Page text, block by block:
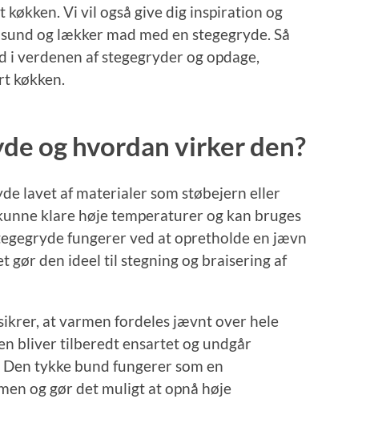
Vi vil også give dig inspiration og
og lækker mad med en stegegryde. Så
i verdenen af stegegryder og opdage,
køkken.
og hvordan virker den?
lavet af materialer som støbejern eller
klare høje temperaturer og kan bruges
fungerer ved at opretholde en jævn
gør den ideel til stegning og braisering af
at varmen fordeles jævnt over hele
bliver tilberedt ensartet og undgår
tykke bund fungerer som en
og gør det muligt at opnå høje